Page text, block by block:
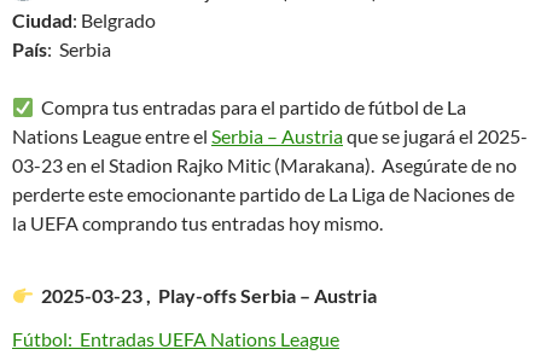
Ciudad: Belgrado
País: Serbia
Compra tus entradas para el partido de fútbol de La
Nations League entre el Serbia – Austriaque se jugará el 2025-
03-23 en el Stadion Rajko Mitic (Marakana). Asegúrate de no
perderte este emocionante partido de La Liga de Naciones de
la UEFA comprando tus entradas hoy mismo.
2025-03-23 , Play-offs Serbia – Austria
Fútbol: Entradas UEFA Nations League